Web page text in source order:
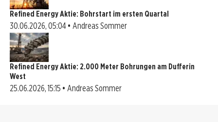
Refined Energy Aktie: Bohrstart im ersten Quartal
30.06.2026, 05:04 • Andreas Sommer
Refined Energy Aktie: 2.000 Meter Bohrungen am Dufferin
West
25.06.2026, 15:15 • Andreas Sommer